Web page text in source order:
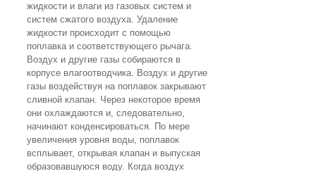
жидкости и влаги из газовых систем и
систем сжатого воздуха. Удаление
жидкости происходит с помощью
поплавка и соответствующего рычага.
Воздух и другие газы собираются в
корпусе влагоотводчика. Воздух и другие
газы воздействуя на поплавок закрывают
сливной клапан. Через некоторое время
они охлаждаются и, следовательно,
начинают конденсироваться. По мере
увеличения уровня воды, поплавок
всплывает, открывая клапан и выпуская
образовавшуюся воду. Когда воздух